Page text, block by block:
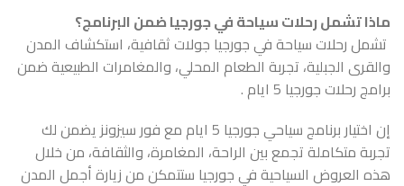
ماذا تشمل رحلات سياحة في جورجيا ضمن البرنامج؟
تشمل رحلات سياحة في جورجيا جولات ثقافية، استكشاف المدن
والقرى الجبلية، تجربة الطعام المحلي، والمغامرات الطبيعية ضمن
برامج رحلات جورجيا 5 ايام .
إن اختيار برنامج سياحي جورجيا 5 ايام مع
فور سيزونز يضمن لك
تجربة متكاملة تجمع بين الراحة، المغامرة، والثقافة، من خلال
هذه العروض السياحية في جورجيا ستتمكن من زيارة أجمل المدن